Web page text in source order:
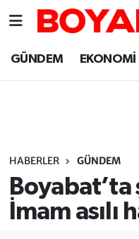
GÜNDEM EKONOMİ
HABERLER GÜNDEM
İmam
Sinop Nöbetçi
Sinop Trafik
Süper Lig Puan